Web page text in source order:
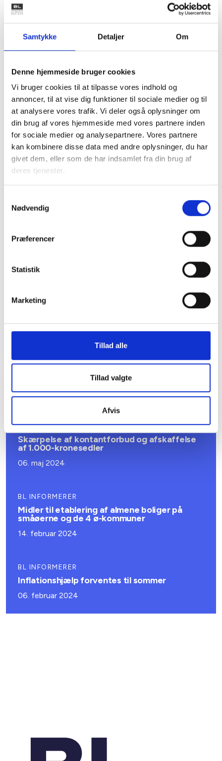
Samtykke Detaljer Om
Denne hjemmeside bruger cookies
Vi bruger cookies til at tilpasse vores indhold og
annoncer, til at vise dig funktioner til sociale medier og til
at analysere vores trafik. Vi deler også oplysninger om
din brug af vores hjemmeside med vores partnere inden
for sociale medier og analysepartnere. Vores partnere
kan kombinere disse data med andre oplysninger, du har
givet dem, eller som de har indsamlet fra din brug af
deres tjenester.
Nødvendig
Præferencer
Statistik
Marketing
Tillad alle
Tillad valgte
Afvis
momsregistrering i Erhvervsstyrelsen, som omfatter
angivelse og betaling af moms ved indenlandsk køb af de
nævnte varer.
Boligorganisationer kan efter momslovens § 46, stk. 2,
undgå momsregistrering, hvis købet sker hos en
detailhandler eller en virksomhed, hvis omsætning
overvejende (mere end 50 %) sker til private. Ellers er der
ikke fastsat nogen undtagelser.
Der henvises tilSKATs hjemmeside.
Med venlig hilsen
Bent Madsen / Birgitte Fæster
Relateret indhold Viden
BL INFORMERER
Skærpelse af kontantforbud og afskaffelse
af 1.000-kronesedler
06. maj 2024
BL INFORMERER
Midler til etablering af almene boliger på
småøerne og de 4 ø-kommuner
14. februar 2024
BL INFORMERER
Inflationshjælp forventes til sommer
06. februar 2024